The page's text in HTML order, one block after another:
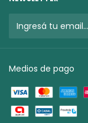
Medios de pago